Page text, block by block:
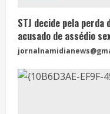
STJ decide pela
acusado de assédio